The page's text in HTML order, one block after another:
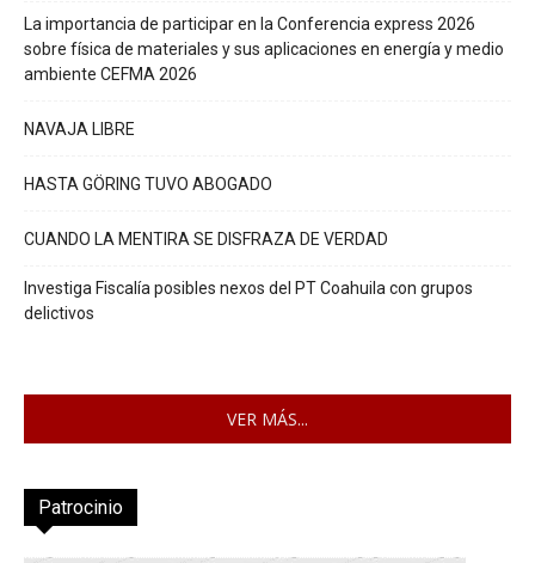
La importancia de participar en la Conferencia express 2026
sobre física de materiales y sus aplicaciones en energía y medio
ambiente CEFMA 2026
NAVAJA LIBRE
HASTA GÖRING TUVO ABOGADO
CUANDO LA MENTIRA SE DISFRAZA DE VERDAD
Investiga Fiscalía posibles nexos del PT Coahuila con grupos
delictivos
VER MÁS...
Patrocinio